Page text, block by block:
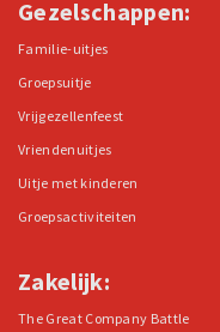
Gezelschappen:
Familie-uitjes
Groepsuitje
Vrijgezellenfeest
Vriendenuitjes
Uitje met kinderen
Groepsactiviteiten
Zakelijk:
The Great Company Battle